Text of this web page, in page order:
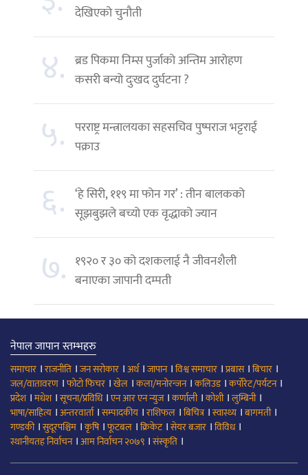
देखिएको चुनौती
४. ब्रड पिकमा निम्स पुर्जाको अन्तिम आरोहण
कसरी बन्यो दुःखद दुर्घटना ?
५. परराष्ट्र मन्त्रालयका सहसचिव पुष्पराज भट्टराई
पक्राउ
६. ‘हे सिरी, ११९ मा फोन गर’ : तीन बालकको
सूझबुझले बच्यो एक वृद्धाको ज्यान
७. १९२० र ३० को दशकलाई नै जीवनशैली
बनाएका जापानी दम्पती
नेपाल जापान स्तम्भहरु
समाचार ।राजनीति ।जन सरोकार ।अर्थ।जापान।विश्व समाचार ।प्रबास।बिचार ।
जल/वातावरण ।फोटो फिचर ।खेल ।कला/मनोरन्जन।कलिउड।कर्पोरेट/पर्यटन।
प्रदेश।मधेश।सूचना/प्रविधि।एन आर एन न्युज।कर्णाली।कोशी।लुम्बिनी।
भाषा/साहित्य ।अन्तरवार्ता।सम्पादकीय ।राशिफल ।बिचित्र।स्वास्थ्य ।बागमती।
गण्डकी।सुदूरपश्चिम ।कृषि।फूटबल ।क्रिकेट।सेयर बजार ।विविध।
स्थानीयतह निर्वाचन।आम निर्वाचन २०७९ ।संस्कृति ।